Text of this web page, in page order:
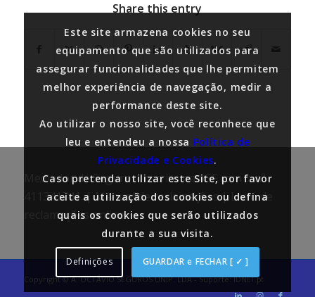
Share this entry
Mediador de Seguros inscrito na ASF com o nº
411341741. |Manual de reclamações| Livro de
reclamações online
Copyright © A. OCTÁVIO SEGUROS UNIP. LDA - Suporte:IDNET.pt
Este site armazena cookies no seu
equipamento que são utilizados para
assegurar funcionalidades que lhe permitem
melhor experiência de navegação, medir a
performance deste site.
Ao utilizar o nosso site, você reconhece que
leu e entendeu a nossa Política de
Privacidade e Cookies.
Caso pretenda utilizar este Site, por favor
aceite a utilização dos cookies ou defina
quais os cookies que serão utilizados
durante a sua visita.
Definições GUARDAR e FECHAR [ ✓ ]